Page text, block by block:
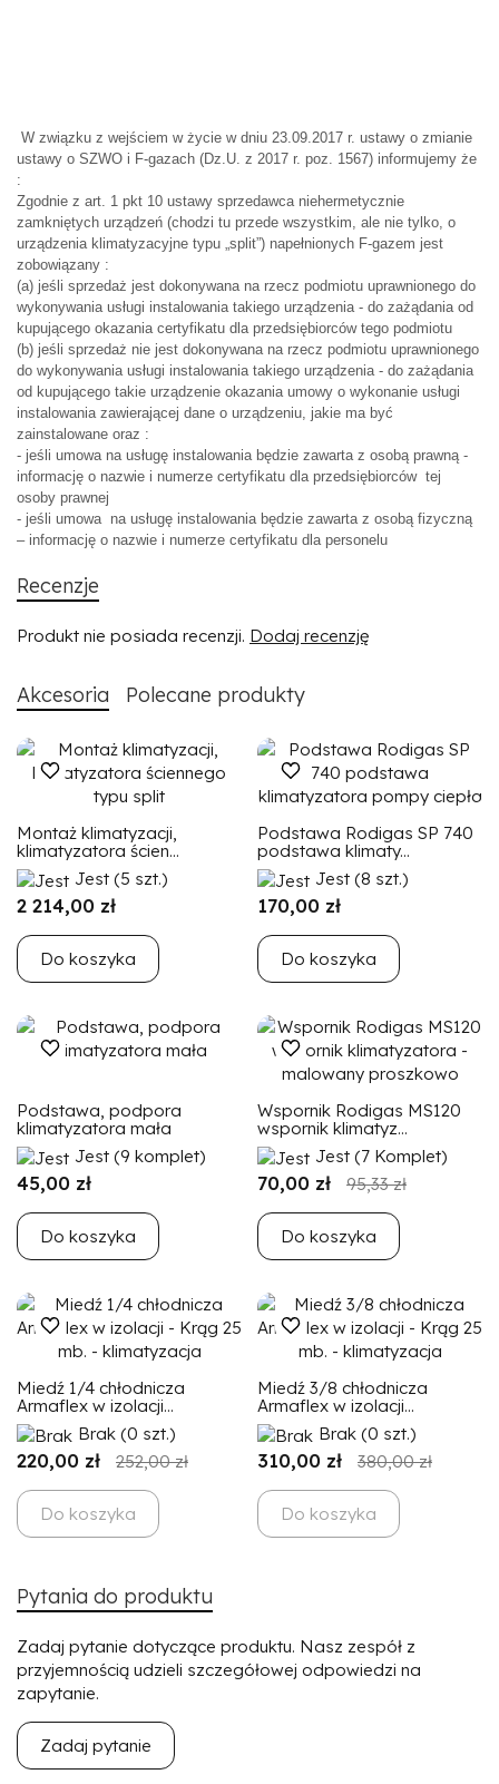
W związku z wejściem w życie w dniu 23.09.2017 r. ustawy o zmianie
ustawy o SZWO i F-gazach (Dz.U. z 2017 r. poz. 1567) informujemy że
:
Zgodnie z art. 1 pkt 10 ustawy sprzedawca niehermetycznie
zamkniętych urządzeń (chodzi tu przede wszystkim, ale nie tylko, o
urządzenia klimatyzacyjne typu „split”) napełnionych F-gazem jest
zobowiązany :
(a) jeśli sprzedaż jest dokonywana na rzecz podmiotu uprawnionego do
wykonywania usługi instalowania takiego urządzenia - do zażądania od
kupującego okazania certyfikatu dla przedsiębiorców tego podmiotu
(b) jeśli sprzedaż nie jest dokonywana na rzecz podmiotu uprawnionego
do wykonywania usługi instalowania takiego urządzenia - do zażądania
od kupującego takie urządzenie okazania umowy o wykonanie usługi
instalowania zawierającej dane o urządzeniu, jakie ma być
zainstalowane oraz :
- jeśli umowa na usługę instalowania będzie zawarta z osobą prawną -
informację o nazwie i numerze certyfikatu dla przedsiębiorców tej
osoby prawnej
- jeśli umowa na usługę instalowania będzie zawarta z osobą fizyczną
– informację o nazwie i numerze certyfikatu dla personelu
Recenzje
Produkt nie posiada recenzji. Dodaj recenzję
Akcesoria Polecane produkty
Montaż klimatyzacji,
klimatyzatora ścien...
Jest (5 szt.)
2 214,00 zł
Do koszyka
Podstawa Rodigas SP 740
podstawa klimaty...
Jest (8 szt.)
170,00 zł
Do koszyka
Podstawa, podpora
klimatyzatora mała
Jest (9 komplet)
45,00 zł
Do koszyka
Wspornik Rodigas MS120
wspornik klimatyz...
Jest (7 Komplet)
70,00 zł 95,33 zł
Do koszyka
Miedź 1/4 chłodnicza
Armaflex w izolacji...
Brak (0 szt.)
220,00 zł 252,00 zł
Do koszyka
Miedź 3/8 chłodnicza
Armaflex w izolacji...
Brak (0 szt.)
310,00 zł 380,00 zł
Do koszyka
Pytania do produktu
Zadaj pytanie dotyczące produktu. Nasz zespół z
przyjemnością udzieli szczegółowej odpowiedzi na
zapytanie.
Zadaj pytanie